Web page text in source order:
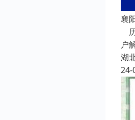
襄
户
湖
24-